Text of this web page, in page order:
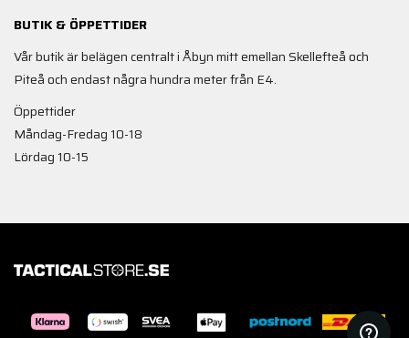
BUTIK & ÖPPETTIDER
Vår butik är belägen centralt i Åbyn mitt emellan Skellefteå och
Piteå och endast några hundra meter från E4.
Öppettider
Måndag-Fredag 10-18
Lördag 10-15